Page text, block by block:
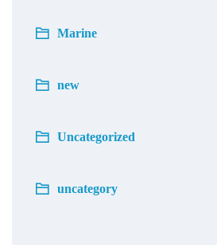
Marine
new
Uncategorized
uncategory